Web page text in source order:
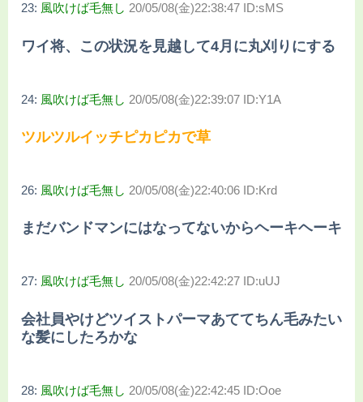
23: 風吹けば毛無し 20/05/08(金)22:38:47 ID:sMS
ワイ将、この状況を見越して4月に丸刈りにする
24: 風吹けば毛無し 20/05/08(金)22:39:07 ID:Y1A
ツルツルイッチピカピカで草
26: 風吹けば毛無し 20/05/08(金)22:40:06 ID:Krd
まだバンドマンにはなってないからヘーキヘーキ
27: 風吹けば毛無し 20/05/08(金)22:42:27 ID:uUJ
会社員やけどツイストパーマあててちん毛みたい
な髪にしたろかな
28: 風吹けば毛無し 20/05/08(金)22:42:45 ID:Ooe